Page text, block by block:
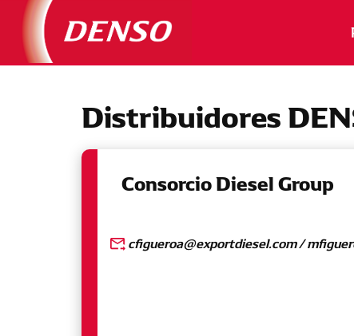
Distribuidores
Consorcio Diesel Group
cfigueroa@exportdiesel.com /